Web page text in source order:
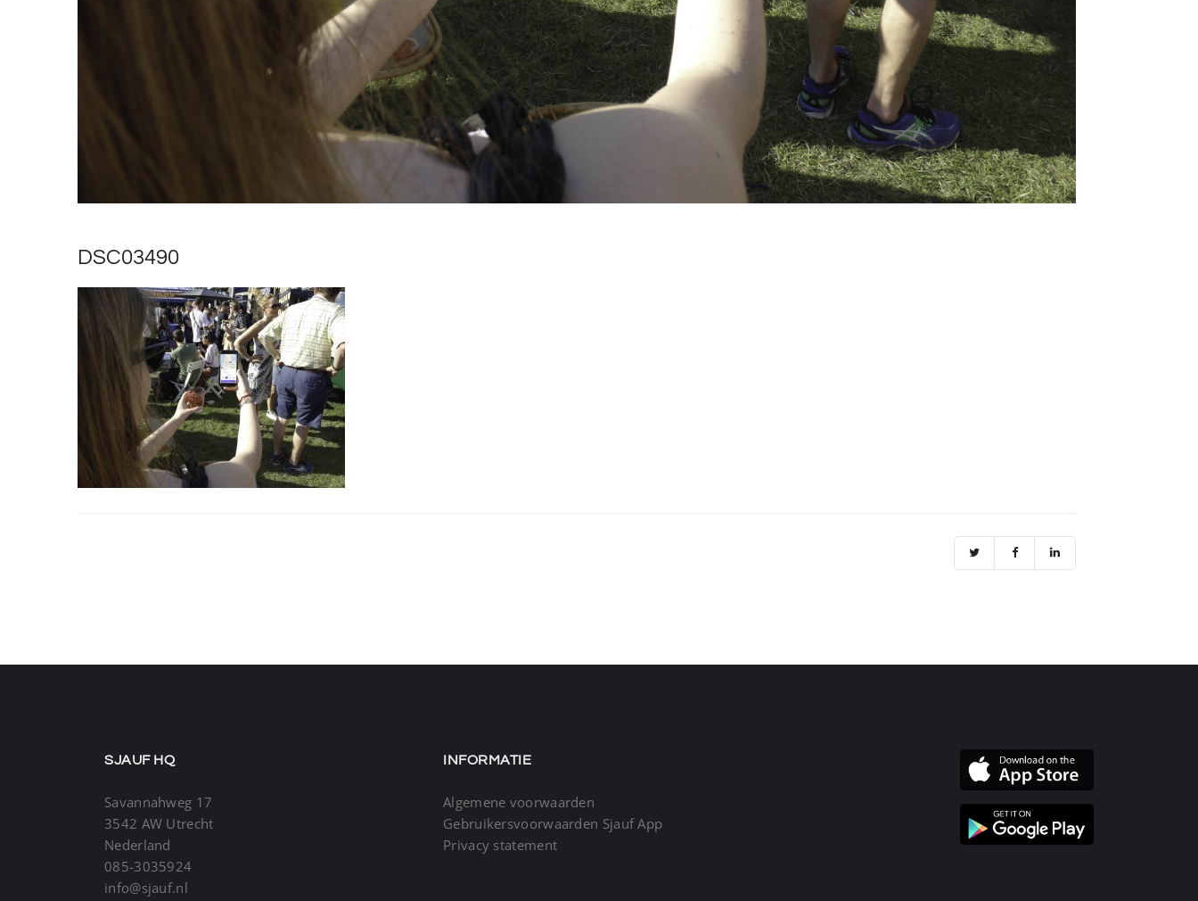
DSC03490
SJAUF HQ
Savannahweg 17
3542 AW Utrecht
Nederland
085-3035924
info@sjauf.nl
INFORMATIE
Algemene voorwaarden
Gebruikersvoorwaarden Sjauf App
Privacy statement